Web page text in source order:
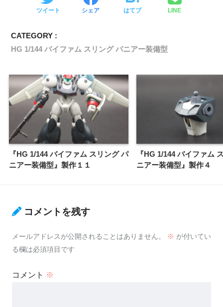
ツイート シェア はてブ LINE
CATEGORY :
HG 1/144 バイファム スリング パニアー装備型
『HG 1/144 バイファム スリング パ
ニアー装備型』製作１１
『HG 1/144 バイファム
ニアー装備型』製作４
コメントを残す
メールアドレスが公開されることはありません。 ※ が付いてい
る欄は必須項目です
コメント ※